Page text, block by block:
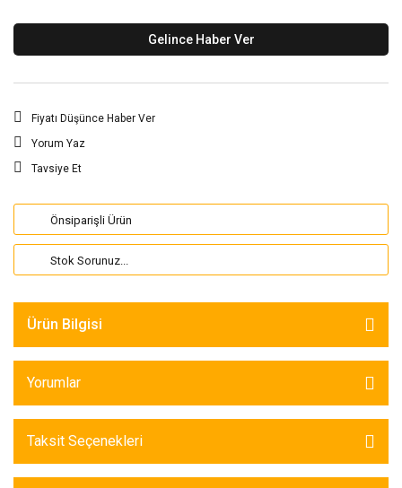
Gelince Haber Ver
Fiyatı Düşünce Haber Ver
Yorum Yaz
Tavsiye Et
Önsiparişli Ürün
Stok Sorunuz...
Ürün Bilgisi
Yorumlar
Taksit Seçenekleri